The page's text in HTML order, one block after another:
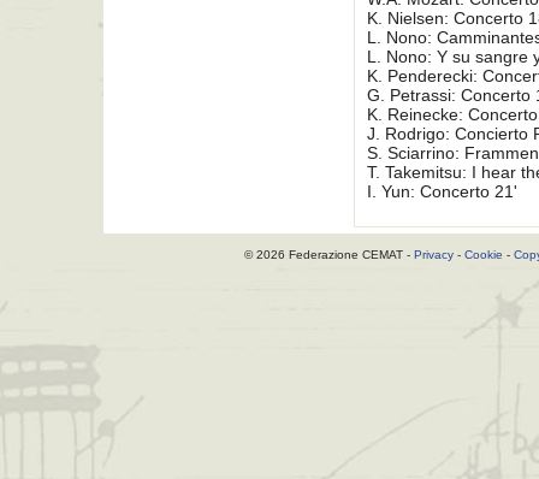
K. Nielsen: Concerto
L. Nono:
L. Nono: Y su sangre
K. Penderecki:
G. Petrassi: Concerto
K. Reinecke:
J. Rodrigo: Concierto
S. Sciarrino:
T. Takemitsu: I hear
I. Yun: Concerto 21'
© 2026 Federazione CEMAT - Privacy - Cookie -